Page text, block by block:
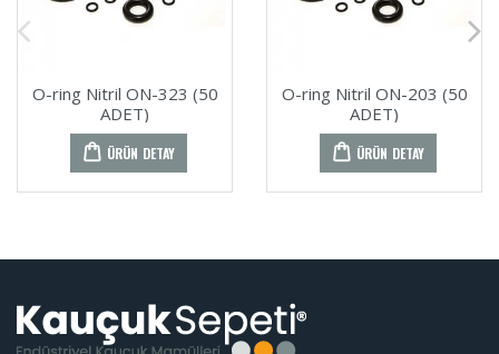
O-ring Nitril ON-323 (50
ADET)
ÜRÜN DETAY
O-ring Nitril ON-203 (50
ADET)
ÜRÜN DETAY